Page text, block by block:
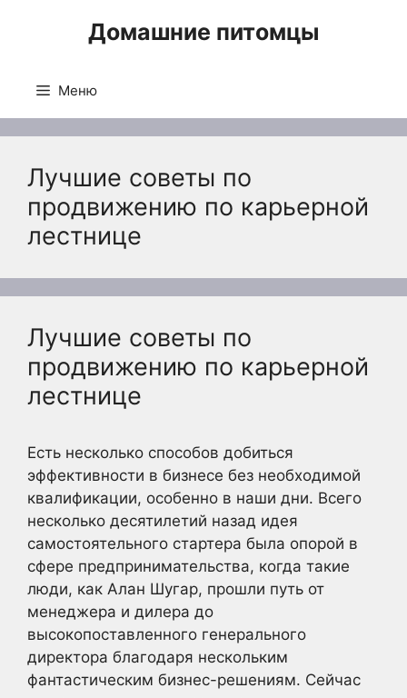
Домашние питомцы
Меню
Лучшие советы по
продвижению по карьерной
лестнице
Лучшие советы по
продвижению по карьерной
лестнице
Есть несколько способов добиться
эффективности в бизнесе без необходимой
квалификации, особенно в наши дни. Всего
несколько десятилетий назад идея
самостоятельного стартера была опорой в
сфере предпринимательства, когда такие
люди, как Алан Шугар, прошли путь от
менеджера и дилера до
высокопоставленного генерального
директора благодаря нескольким
фантастическим бизнес-решениям. Сейчас